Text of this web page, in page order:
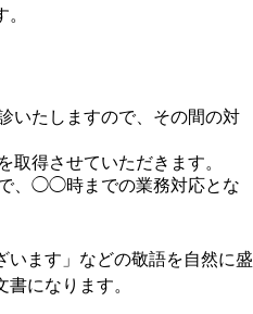
いたしますので、その間の対
取得させていただきます。
、◯◯時までの業務対応とな
います」などの敬語を自然に盛
になります。